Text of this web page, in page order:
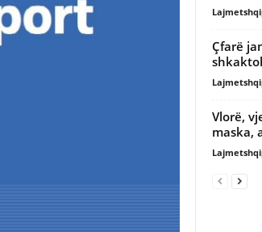
Çfarë
Vlorë,
maska,